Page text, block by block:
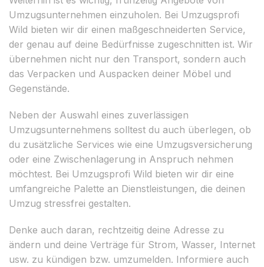
Umzugsunternehmen einzuholen. Bei Umzugsprofi
Wild bieten wir dir einen maßgeschneiderten Service,
der genau auf deine Bedürfnisse zugeschnitten ist. Wir
übernehmen nicht nur den Transport, sondern auch
das Verpacken und Auspacken deiner Möbel und
Gegenstände.
Neben der Auswahl eines zuverlässigen
Umzugsunternehmens solltest du auch überlegen, ob
du zusätzliche Services wie eine Umzugsversicherung
oder eine Zwischenlagerung in Anspruch nehmen
möchtest. Bei Umzugsprofi Wild bieten wir dir eine
umfangreiche Palette an Dienstleistungen, die deinen
Umzug stressfrei gestalten.
Denke auch daran, rechtzeitig deine Adresse zu
ändern und deine Verträge für Strom, Wasser, Internet
usw. zu kündigen bzw. umzumelden. Informiere auch